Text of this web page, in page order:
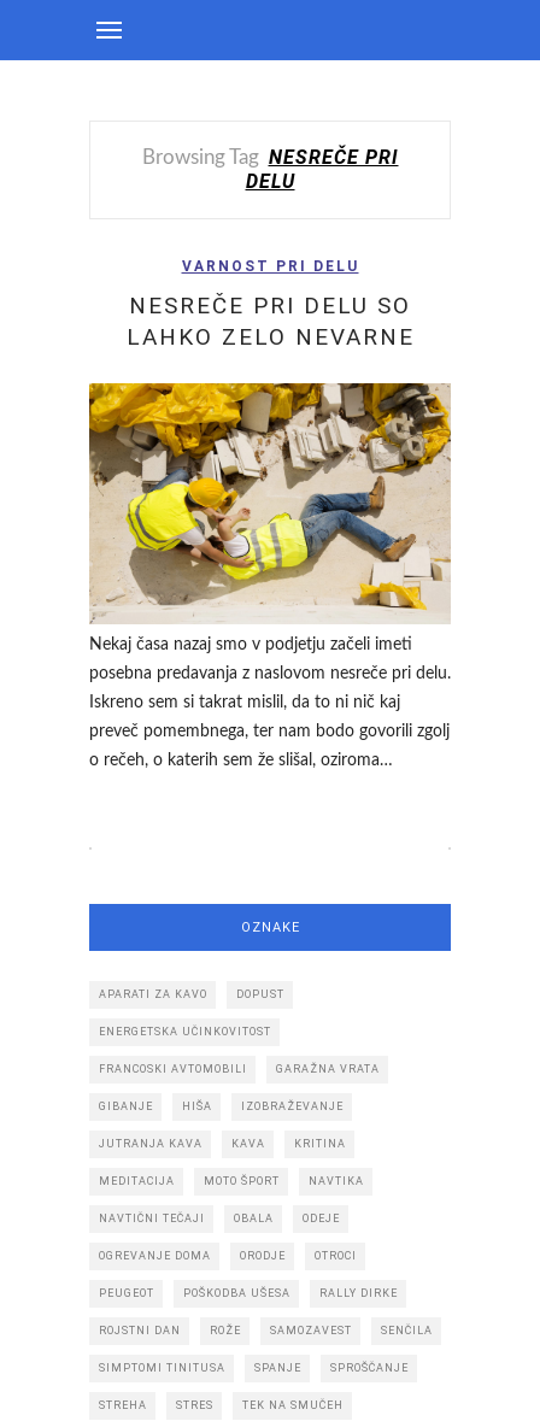
Browsing Tag NESREČE PRI
DELU
VARNOST PRI DELU
NESREČE PRI DELU SO
LAHKO ZELO NEVARNE
Nekaj časa nazaj smo v podjetju začeli imeti
posebna predavanja z naslovom nesreče pri delu.
Iskreno sem si takrat mislil, da to ni nič kaj
preveč pomembnega, ter nam bodo govorili zgolj
o rečeh, o katerih sem že slišal, oziroma…
OZNAKE
APARATI ZA KAVO DOPUST
ENERGETSKA UČINKOVITOST
FRANCOSKI AVTOMOBILI GARAŽNA VRATA
GIBANJE HIŠA IZOBRAŽEVANJE
JUTRANJA KAVA KAVA KRITINA
MEDITACIJA MOTO ŠPORT NAVTIKA
NAVTIČNI TEČAJI OBALA ODEJE
OGREVANJE DOMA ORODJE OTROCI
PEUGEOT POŠKODBA UŠESA RALLY DIRKE
ROJSTNI DAN ROŽE SAMOZAVEST SENČILA
SIMPTOMI TINITUSA SPANJE SPROŠČANJE
STREHA STRES TEK NA SMUČEH